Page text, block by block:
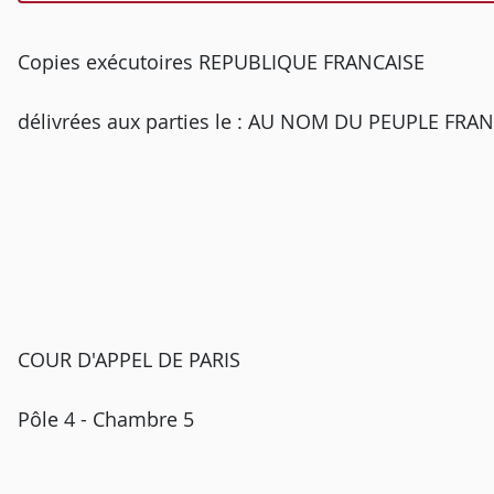
Copies exécutoires REPUBLIQUE FRANCAISE
délivrées aux parties le : AU NOM DU PEUPLE
COUR D'APPEL DE PARIS
Pôle 4 - Chambre 5